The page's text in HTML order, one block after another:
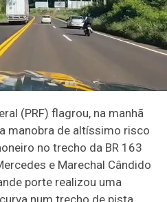
(PRF) flagrou, na manhã
manobra de altíssimo risco
no trecho da BR 163
e Marechal Cândido
porte realizou uma